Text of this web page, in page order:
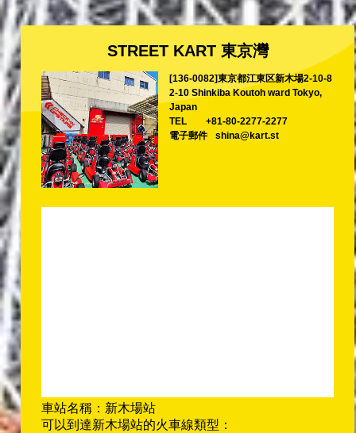
STREET KART 東京灣
[136-0082]東京都江東区新木場2-10-8
2-10 Shinkiba Koutoh ward Tokyo,
Japan
TEL
+81-80-2277-2277
電子郵件
shina@kart.st
車站名稱：新木場站
可以到達新木場站的火車線類型：